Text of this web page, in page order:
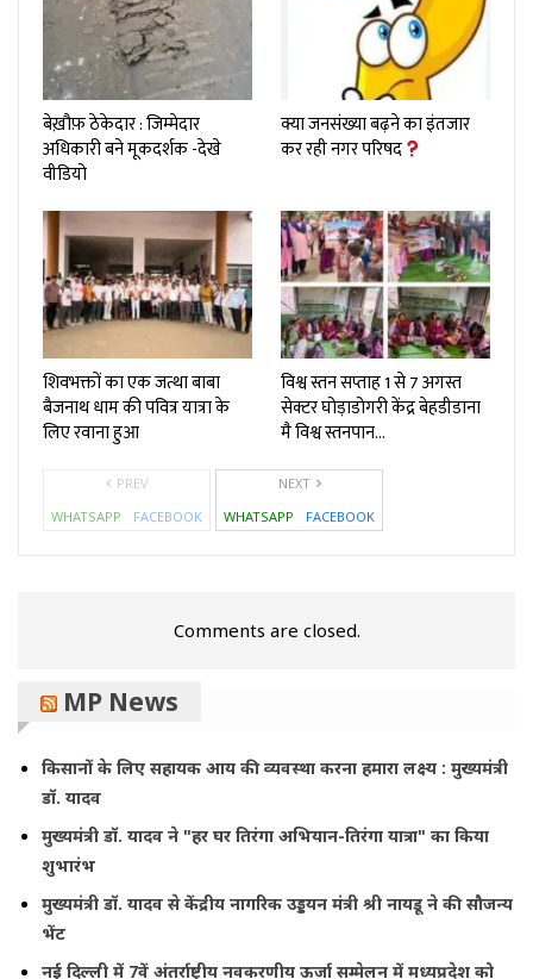
बेख़ौफ़ ठेकेदार : जिम्मेदार
अधिकारी बने मूकदर्शक -देखे
वीडियो
क्या जनसंख्या बढ़ने का इंतजार
कर रही नगर परिषद
शिवभक्तों का एक जत्था बाबा
बैजनाथ धाम की पवित्र यात्रा के
लिए रवाना हुआ
विश्व स्तन सप्ताह 1 से 7 अगस्त
सेक्टर घोड़ाडोगरी केंद्र बेहडीडाना
मै विश्व स्तनपान…
PREV
WHATSAPP
FACEBOOK
NEXT
WHATSAPP
FACEBOOK
Comments are closed.
MP News
किसानों के लिए सहायक आय की व्यवस्था करना हमारा लक्ष्य : मुख्यमंत्री
डॉ. यादव
मुख्यमंत्री डॉ. यादव ने "हर घर तिरंगा अभियान-तिरंगा यात्रा" का किया
शुभारंभ
मुख्यमंत्री डॉ. यादव से केंद्रीय नागरिक उड्डयन मंत्री श्री नायडू ने की सौजन्य
भेंट
नई दिल्ली में 7वें अंतर्राष्ट्रीय नवकरणीय ऊर्जा सम्मेलन में मध्यप्रदेश को